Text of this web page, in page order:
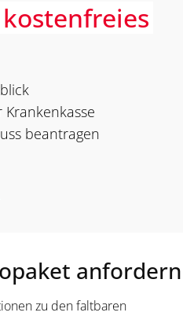
kostenfreies
beantragen
anfordern
zu den faltbaren